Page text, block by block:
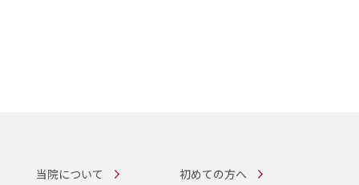
当院について
初めての方へ